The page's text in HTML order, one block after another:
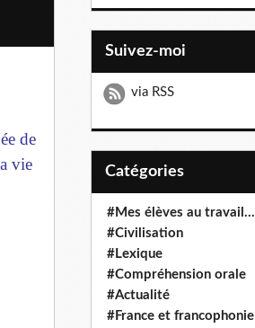
de
vie
Suivez-moi
via RSS
Catégories
#Mes élèves au travail...
#Civilisation
#Lexique
#Compréhension orale
#Actualité
#France et francophonie